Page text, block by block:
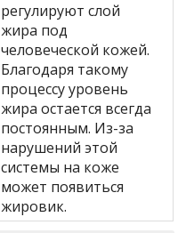
регулируют слой
жира под
человеческой кожей.
Благодаря такому
процессу уровень
жира остается всегда
постоянным. Из-за
нарушений этой
системы на коже
может появиться
жировик.